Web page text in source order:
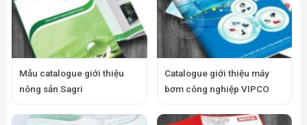
Mẫu catalogue giới thiệu
nông sản Sagri
Catalogue giới thiệu máy
bơm công nghiệp VIPCO